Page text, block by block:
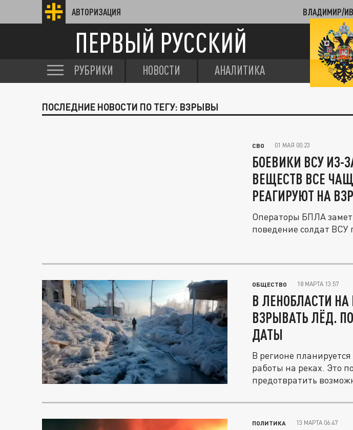
АВТОРИЗАЦИЯ ВЛАДИМИР/
ПЕРВЫЙ РУССКИЙ
РУБРИКИ НОВОСТИ АНАЛИТИКА
ПОСЛЕДНИЕ НОВОСТИ ПО ТЕГУ: ВЗРЫВЫ
СВО 01 МАЯ 00:23
БОЕВИКИ ВСУ ИЗ-
ВЕЩЕСТВ ВСЕ
РЕАГИРУЮТ НА
Операторы БПЛА
поведение солдат ВСУ
ОБЩЕСТВО 18 МАРТА 13:57
В ЛЕНОБЛАСТИ НА
ВЗРЫВАТЬ ЛЁД.
ДАТЫ
В регионе
работы на реках. Это
предотвратить
ПОЛИТИКА 13 МАРТА 06:47